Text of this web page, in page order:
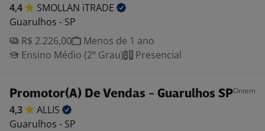
4,4 SMOLLAN iTRADE
Guarulhos - SP
R$ 2.226,00
Menos de 1 ano
Ensino Médio (2º Grau)
Presencial
Promotor(A) De Vendas - Guarulhos SPOntem
4,3
ALLIS
Guarulhos - SP